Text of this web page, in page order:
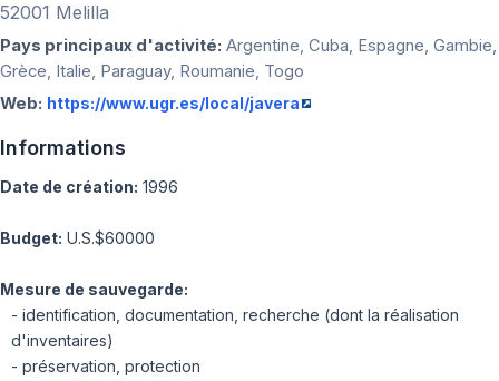
52001 Melilla
Pays principaux d'activité: Argentine, Cuba, Espagne, Gambie,
Grèce, Italie, Paraguay, Roumanie, Togo
Web: https://www.ugr.es/local/javera
Informations
Date de création: 1996
Budget: U.S.$60000
Mesure de sauvegarde:
- identification, documentation, recherche (dont la réalisation
d'inventaires)
- préservation, protection